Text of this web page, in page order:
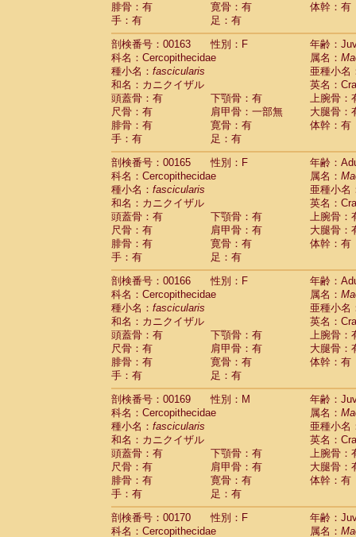
腓骨：有
寛骨：有
体幹：有
手：有
足：有
剖検番号：00163
性別：F
年齢：
科名：Cercopithecidae
属名：
種小名： fascicularis
亜種小名
和名：カニクイザル
英名：
頭蓋骨：有
下顎骨：有
上腕骨：
尺骨：有
肩甲骨：一部無
大腿骨：
腓骨：有
寛骨：有
体幹：有
手：有
足：有
剖検番号：00165
性別：F
年齢：
科名：Cercopithecidae
属名：
種小名： fascicularis
亜種小名
和名：カニクイザル
英名：
頭蓋骨：有
下顎骨：有
上腕骨：
尺骨：有
肩甲骨：有
大腿骨：
腓骨：有
寛骨：有
体幹：有
手：有
足：有
剖検番号：00166
性別：F
年齢：
科名：Cercopithecidae
属名：
種小名： fascicularis
亜種小名
和名：カニクイザル
英名：
頭蓋骨：有
下顎骨：有
上腕骨：
尺骨：有
肩甲骨：有
大腿骨：
腓骨：有
寛骨：有
体幹：有
手：有
足：有
剖検番号：00169
性別：M
年齢：
科名：Cercopithecidae
属名：
種小名： fascicularis
亜種小名
和名：カニクイザル
英名：
頭蓋骨：有
下顎骨：有
上腕骨：
尺骨：有
肩甲骨：有
大腿骨：
腓骨：有
寛骨：有
体幹：有
手：有
足：有
剖検番号：00170
性別：F
年齢：
科名：Cercopithecidae
属名：